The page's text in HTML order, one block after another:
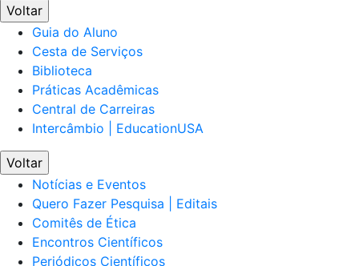
Voltar
Guia do Aluno
Cesta de Serviços
Biblioteca
Práticas Acadêmicas
Central de Carreiras
Intercâmbio | EducationUSA
Voltar
Notícias e Eventos
Quero Fazer Pesquisa | Editais
Comitês de Ética
Encontros Científicos
Periódicos Científicos